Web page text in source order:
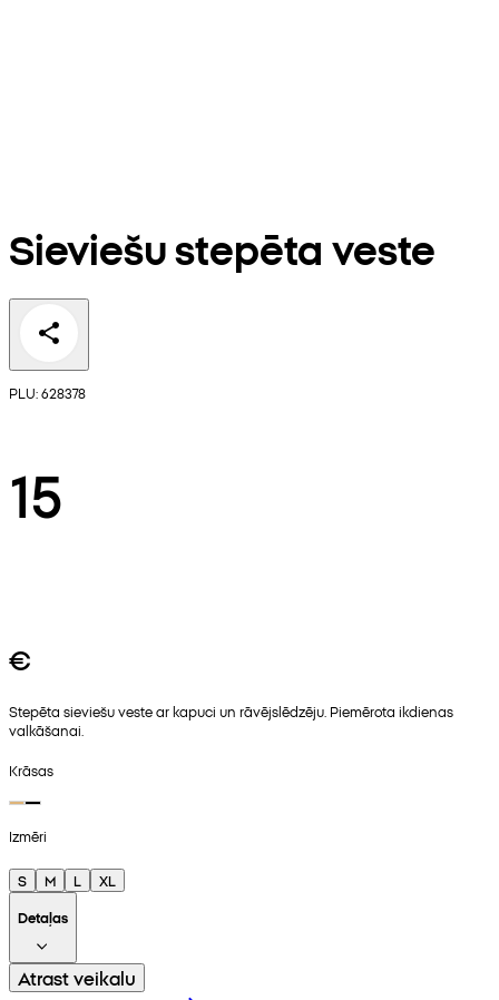
Sieviešu stepēta veste
PLU: 628378
15
€
Stepēta sieviešu veste ar kapuci un rāvējslēdzēju. Piemērota ikdienas
valkāšanai.
Krāsas
Izmēri
S M L
XL
Detaļas
Atrast veikalu